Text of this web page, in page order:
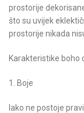
prostorije
što su uvijek
prostorije nikada
Karakteristike boho
1. Boje
Iako ne postoje